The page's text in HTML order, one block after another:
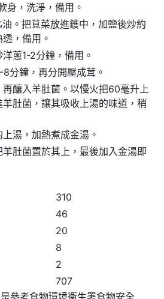
身，洗淨，備用。
。把莧菜放進鑊中，加鹽後炒約
，備用。
蔥1-2分鐘，備用。
分鐘，再分開壓成茸。
釀入羊肚菌。以慢火把60毫升上
肚菌，讓其吸收上湯的味道，稍
湯，加熱煮成金湯。
肚菌置於其上，最後加入金湯即
310
46
20
8
2
707
參考食物環境衞生署食物安全